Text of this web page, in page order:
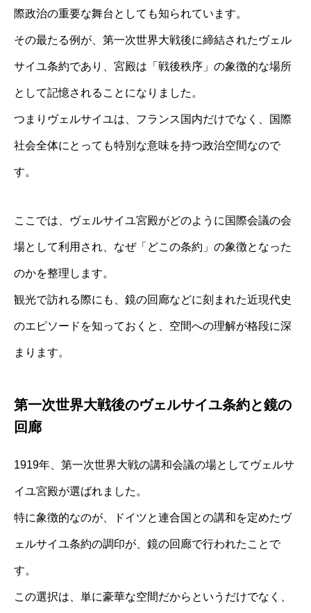
際政治の重要な舞台としても知られています。
その最たる例が、第一次世界大戦後に締結されたヴェル
サイユ条約であり、宮殿は「戦後秩序」の象徴的な場所
として記憶されることになりました。
つまりヴェルサイユは、フランス国内だけでなく、国際
社会全体にとっても特別な意味を持つ政治空間なので
す。
ここでは、ヴェルサイユ宮殿がどのように国際会議の会
場として利用され、なぜ「どこの条約」の象徴となった
のかを整理します。
観光で訪れる際にも、鏡の回廊などに刻まれた近現代史
のエピソードを知っておくと、空間への理解が格段に深
まります。
第一次世界大戦後のヴェルサイユ条約と鏡の
回廊
1919年、第一次世界大戦の講和会議の場としてヴェルサ
イユ宮殿が選ばれました。
特に象徴的なのが、ドイツと連合国との講和を定めたヴ
ェルサイユ条約の調印が、鏡の回廊で行われたことで
す。
この選択は、単に豪華な空間だからというだけでなく、